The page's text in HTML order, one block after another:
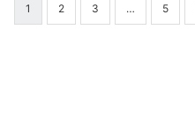
1 2 3 … 5